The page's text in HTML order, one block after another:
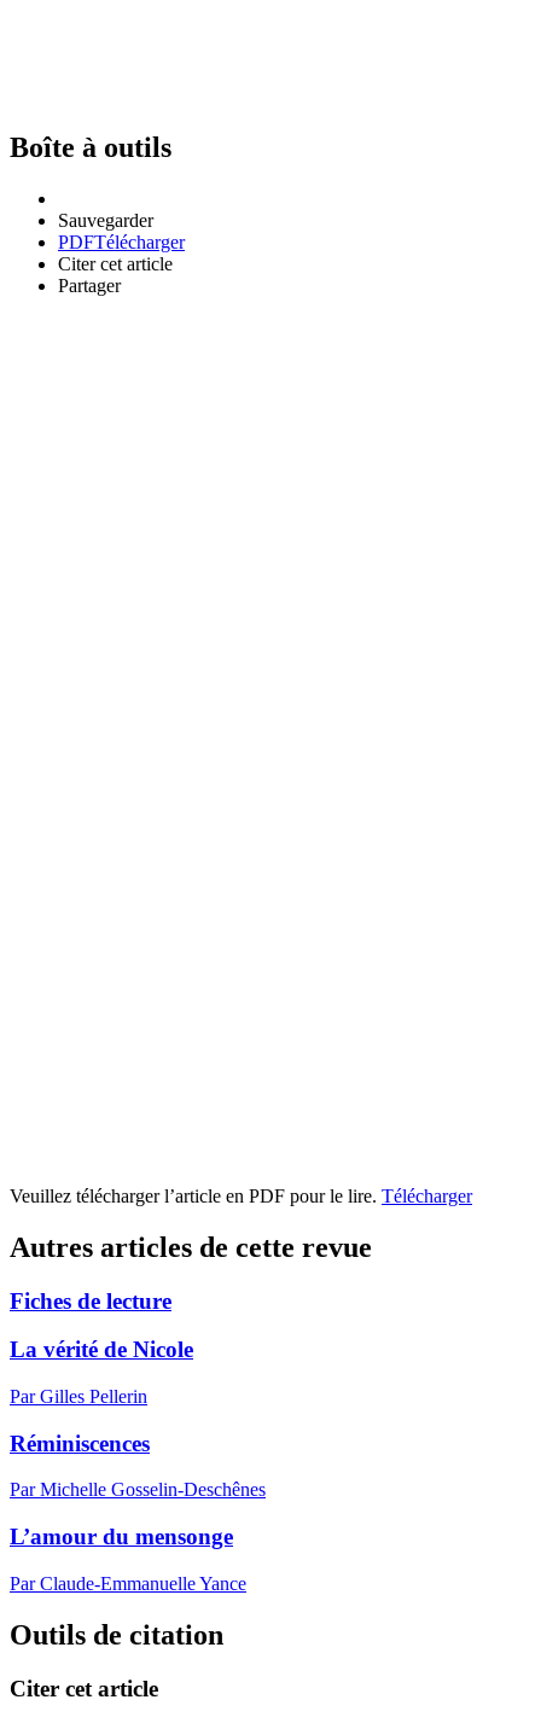
Boîte à outils
Sauvegarder
PDFTélécharger
Citer cet article
Partager
Veuillez télécharger l’article en PDF pour le lire. Télécharger
Autres articles de cette revue
Fiches de lecture
La vérité de Nicole
Par Gilles Pellerin
Réminiscences
Par Michelle Gosselin-Deschênes
L’amour du mensonge
Par Claude-Emmanuelle Yance
Outils de citation
Citer cet article